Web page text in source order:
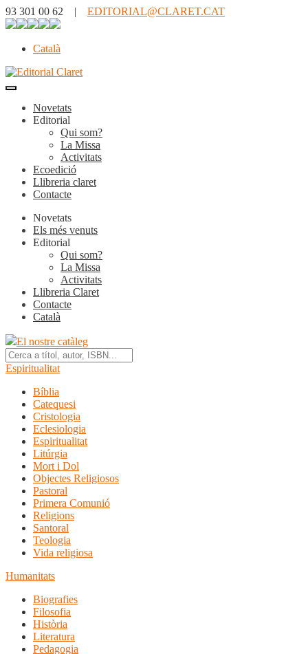
93 301 00 62 | EDITORIAL@CLARET.CAT
Català
Novetats
Editorial
Qui som?
La Missa
Activitats
Ecoedició
Llibreria claret
Contacte
Novetats
Els més venuts
Editorial
Qui som?
La Missa
Activitats
Llibreria Claret
Contacte
Català
El nostre catàleg
Espiritualitat
Bíblia
Catequesi
Cristologia
Eclesiologia
Espiritualitat
Litúrgia
Mort i Dol
Objectes Religiosos
Pastoral
Primera Comunió
Religions
Santoral
Teologia
Vida religiosa
Humanitats
Biografies
Filosofia
Història
Literatura
Pedagogia